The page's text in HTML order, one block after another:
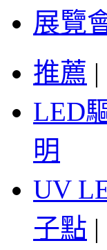
展覽
推薦 |
LED
明
UV
子點 |